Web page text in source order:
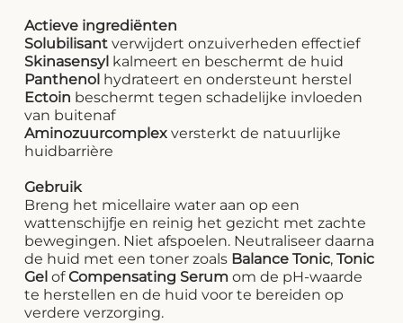
Actieve ingrediënten
Solubilisant verwijdert onzuiverheden effectief
Skinasensyl kalmeert en beschermt de huid
Panthenol hydrateert en ondersteunt herstel
Ectoin beschermt tegen schadelijke invloeden
van buitenaf
Aminozuurcomplex versterkt de natuurlijke
huidbarrière
Gebruik
Breng het micellaire water aan op een
wattenschijfje en reinig het gezicht met zachte
bewegingen. Niet afspoelen. Neutraliseer daarna
de huid met een toner zoals Balance Tonic,Tonic
Gel ofCompensating Serum om de pH-waarde
te herstellen en de huid voor te bereiden op
verdere verzorging.